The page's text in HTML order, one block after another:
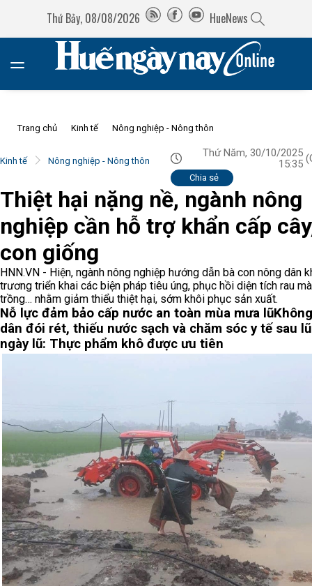
Thứ Bảy, 08/08/2026 HueNews
Trang chủ Kinh tế Nông nghiệp - Nông thôn
Kinh tế Nông nghiệp - Nông thôn
Thứ Năm, 30/10/2025
15:35
Chia sẻ
Thiệt hại nặng nề, ngành nông
nghiệp cần hỗ trợ khẩn cấp
con giống
HNN.VN - Hiện, ngành nông nghiệp hướng dẫn bà con nông dân
trương triển khai các biện pháp tiêu úng, phục hồi diện tích rau
trồng… nhằm giảm thiểu thiệt hại, sớm khôi phục sản xuất.
Nỗ lực đảm bảo cấp nước an toàn mùa mưa lũ
dân đói rét, thiếu nước sạch và chăm sóc y tế sau
ngày lũ: Thực phẩm khô được ưu tiên